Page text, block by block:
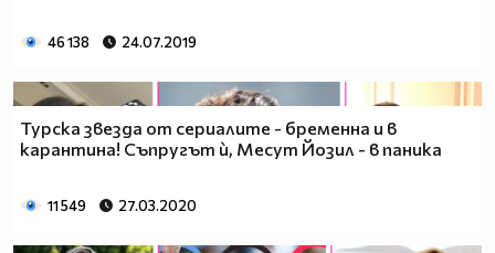
46 138 24.07.2019
Турска звезда от сериалите - бременна и в
карантина! Съпругът ѝ, Месут Йозил - в паника
11 549 27.03.2020